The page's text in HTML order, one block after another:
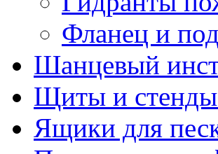
Фланец и
Шанцевый
Щиты и
Ящики для